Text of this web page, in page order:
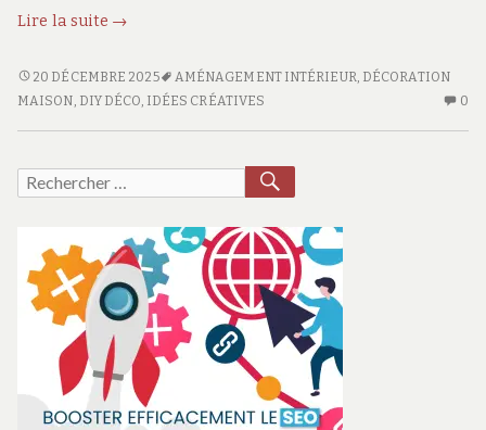
Lire la suite
Idées
pour
embellir
votre
au
→
IDÉES
CRÉATIVES
VOTRE
MAISON
QUOTIDIEN
20 DÉCEMBRE 2025 AMÉNAGEMENT INTÉRIEUR DÉCORATION
MAISON DIY DÉCO IDÉES CRÉATIVES 0
Recherche